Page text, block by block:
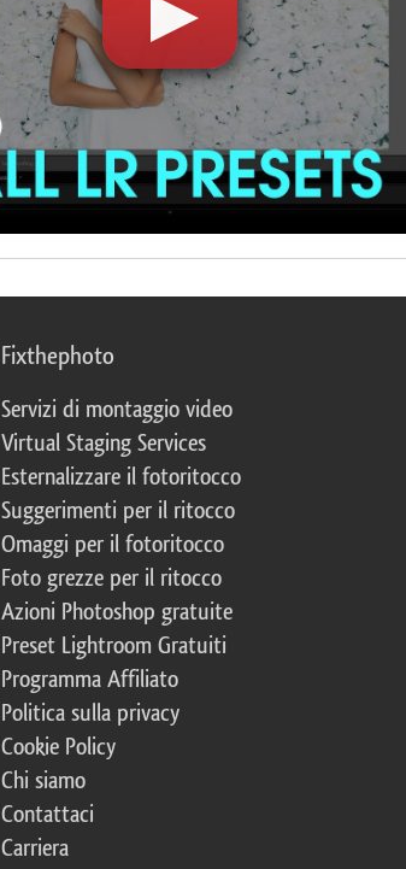
Fixthephoto
Servizi di montaggio video
Virtual Staging Services
Esternalizzare il fotoritocco
Suggerimenti per il ritocco
Omaggi per il fotoritocco
Foto grezze per il ritocco
Azioni Photoshop gratuite
Preset Lightroom Gratuiti
Programma Affiliato
Politica sulla privacy
Cookie Policy
Chi siamo
Contattaci
Carriera